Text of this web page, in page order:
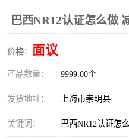
巴西NR12认证怎么做
价格： 面议
产品数量： 9999.00个
发货地址： 上海市崇明县
关键词： 巴西NR12认证怎